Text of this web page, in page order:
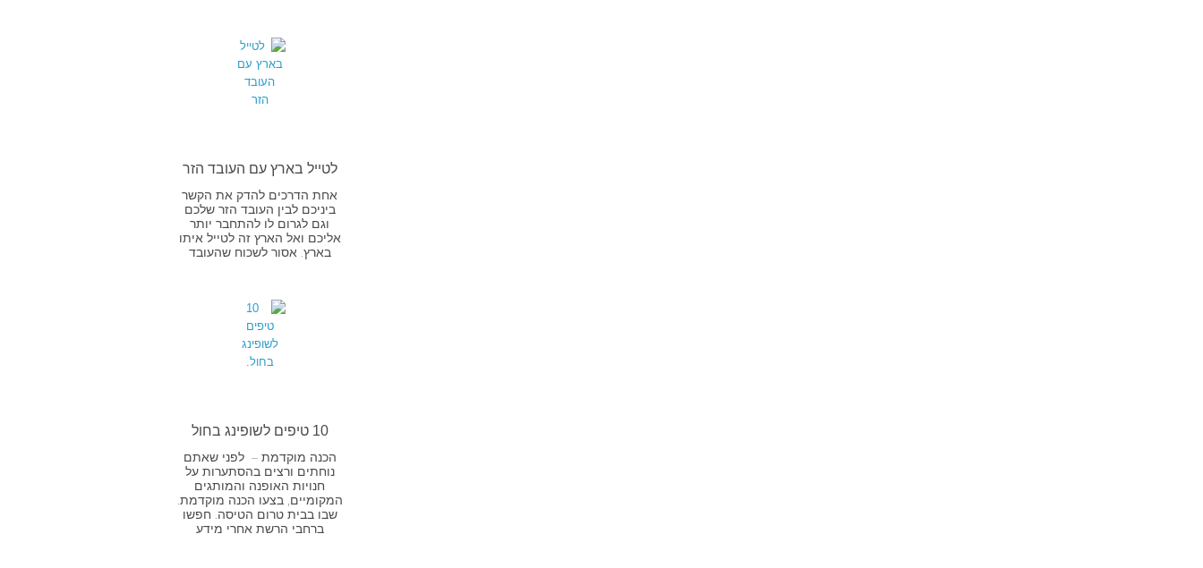
לטייל בארץ עם העובד הזר
אחת הדרכים להדק את הקשר
ביניכם לבין העובד הזר שלכם
וגם לגרום לו להתחבר יותר
אליכם ואל הארץ זה לטייל איתו
בארץ. אסור לשכוח שהעובד
10 טיפים לשופינג בחול
הכנה מוקדמת – לפני שאתם
נוחתים ורצים בהסתערות על
חנויות האופנה והמותגים
המקומיים, בצעו הכנה מוקדמת.
שבו בבית טרום הטיסה. חפשו
ברחבי הרשת אחרי מידע